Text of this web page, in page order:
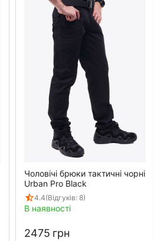
Чоловічі брюки тактичні чорні
Urban Pro Black
4.4(Відгуків: 8)
В наявності
‍2475‍ грн